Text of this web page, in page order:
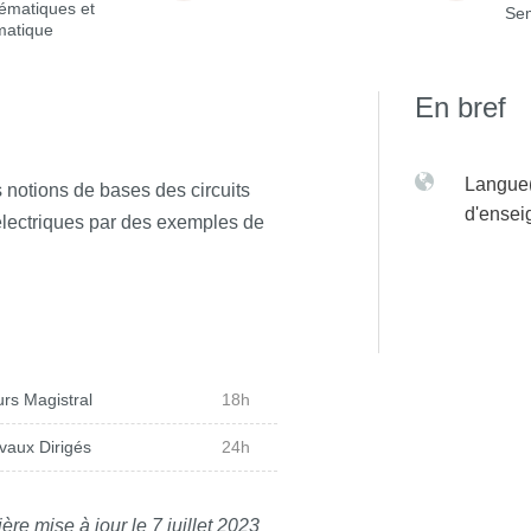
et
notions de bases des circuits
par des exemples de
Magistral 18h
Dirigés 24h
mise à jour le 7 juillet 2023
En bref